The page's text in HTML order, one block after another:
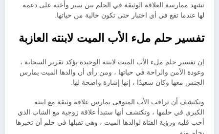
تشهد ممارسة العلاقة الوثيقة في الحلم بين سير وأخته على دعمه
لها عندما تقع في أي اختبار حتى تكون خالية من حياتها.
تفسير حلم ملء الأب الميت لابنته العازبة
إن تفسير حلم ملء الأب الميت لابنته الوحيدة يؤكد تقرير السحابة ،
وعودة الأمن والراحة في حياتها ، ومن رأى أن والدها الميت يمارس
الجنس معها وكان سعيدًا ، إنها إشارة واضحة لها.
وتكتشف أن تراقب الأب المتوفى يمارس علاقة وثيقة مع ابنته
الكبرى في حلمها ، وتكتشف أنها ستبدأ علاقة زوجية مع الشاب الذي
أحب قلبه ورؤية الفتاة لوالدها الميت ، وهي تقبلها في حلم أن تخبرها